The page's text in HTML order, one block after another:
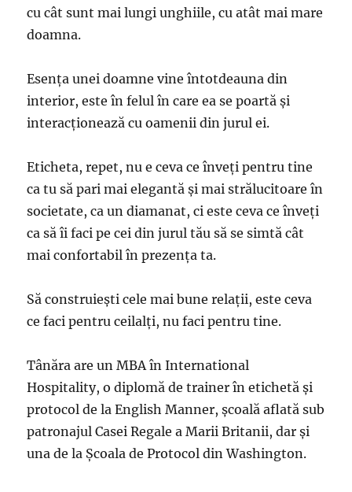
cu cât sunt mai lungi unghiile, cu atât mai mare
doamna.
Esenţa unei doamne vine întotdeauna din
interior, este în felul în care ea se poartă şi
interacţionează cu oamenii din jurul ei.
Eticheta, repet, nu e ceva ce înveţi pentru tine
ca tu să pari mai elegantă şi mai strălucitoare în
societate, ca un diamanat, ci este ceva ce înveţi
ca să îi faci pe cei din jurul tău să se simtă cât
mai confortabil în prezenţa ta.
Să construieşti cele mai bune relaţii, este ceva
ce faci pentru ceilalţi, nu faci pentru tine.
Tânăra are un MBA în International
Hospitality, o diplomă de trainer în etichetă şi
protocol de la English Manner, școală aflată sub
patronajul Casei Regale a Marii Britanii, dar şi
una de la Şcoala de Protocol din Washington.